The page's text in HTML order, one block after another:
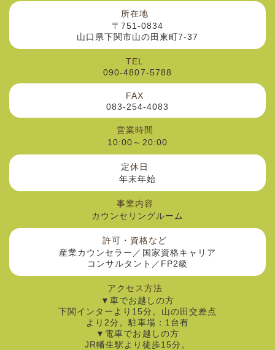
所在地
〒751-0834
山口県下関市山の田東町7-37
TEL
090-4807-5788
FAX
083-254-4083
営業時間
10:00～20:00
定休日
年末年始
事業内容
カウンセリングルーム
許可・資格など
産業カウンセラー／国家資格キャリア
コンサルタント／FP2級
アクセス方法
▼車でお越しの方
下関インターより15分。山の田交差点
より2分。駐車場：1台有
▼電車でお越しの方
JR幡生駅より徒歩15分。